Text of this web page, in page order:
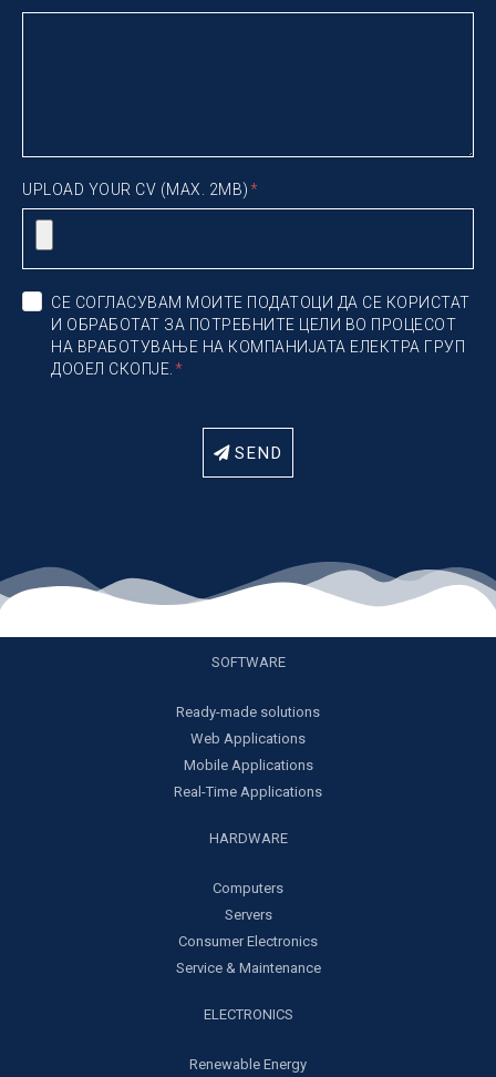
UPLOAD YOUR CV (MAX. 2MB)
СЕ СОГЛАСУВАМ МОИТЕ ПОДАТОЦИ ДА СЕ КОРИСТАТ
И ОБРАБОТАТ ЗА ПОТРЕБНИТЕ ЦЕЛИ ВО ПРОЦЕСОТ
НА ВРАБОТУВАЊЕ НА КОМПАНИЈАТА ЕЛЕКТРА ГРУП
ДООЕЛ СКОПЈЕ.
SEND
SOFTWARE
Ready-made solutions
Web Applications
Mobile Applications
Real-Time Applications
HARDWARE
Computers
Servers
Consumer Electronics
Service & Maintenance
ELECTRONICS
Renewable Energy